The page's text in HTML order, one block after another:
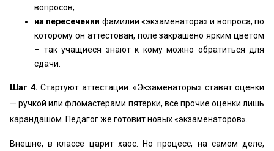
вопросов;
на пересечении фамилии «экзаменатора» и вопроса, по
которому он аттестован, поле закрашено ярким цветом
– так учащиеся знают к кому можно обратиться для
сдачи.
Шаг 4. Стартуют аттестации. «Экзаменаторы» ставят оценки
— ручкой или фломастерами пятёрки, все прочие оценки лишь
карандашом. Педагог же готовит новых «экзаменаторов».
Внешне, в классе царит хаос. Но процесс, на самом деле,